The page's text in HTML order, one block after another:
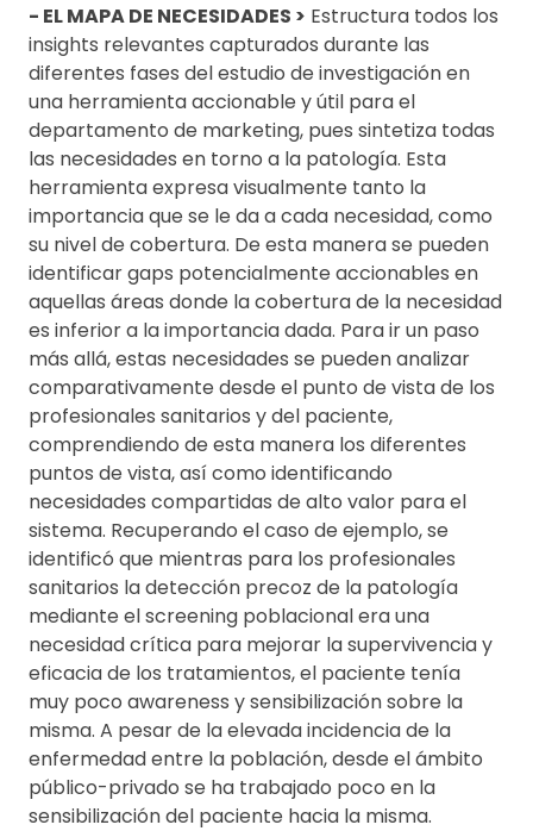
- EL MAPA DE NECESIDADES > Estructura todos los
insights relevantes capturados durante las
diferentes fases del estudio de investigación en
una herramienta accionable y útil para el
departamento de marketing, pues sintetiza todas
las necesidades en torno a la patología. Esta
herramienta expresa visualmente tanto la
importancia que se le da a cada necesidad, como
su nivel de cobertura. De esta manera se pueden
identificar gaps potencialmente accionables en
aquellas áreas donde la cobertura de la necesidad
es inferior a la importancia dada. Para ir un paso
más allá, estas necesidades se pueden analizar
comparativamente desde el punto de vista de los
profesionales sanitarios y del paciente,
comprendiendo de esta manera los diferentes
puntos de vista, así como identificando
necesidades compartidas de alto valor para el
sistema. Recuperando el caso de ejemplo, se
identificó que mientras para los profesionales
sanitarios la detección precoz de la patología
mediante el screening poblacional era una
necesidad crítica para mejorar la supervivencia y
eficacia de los tratamientos, el paciente tenía
muy poco awareness y sensibilización sobre la
misma. A pesar de la elevada incidencia de la
enfermedad entre la población, desde el ámbito
público-privado se ha trabajado poco en la
sensibilización del paciente hacia la misma.